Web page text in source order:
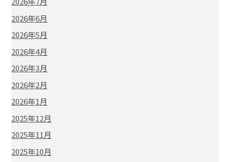
2026年6月
2026年5月
2026年4月
2026年3月
2026年2月
2026年1月
2025年12月
2025年11月
2025年10月